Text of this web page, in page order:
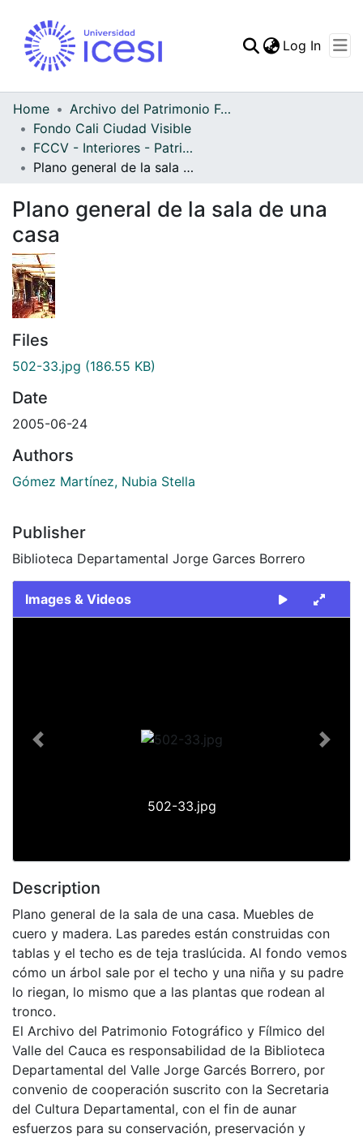
Log In
Home
Archivo del Patrimonio Fotográfico y Fílmico del Valle del Cauca
Fondo Cali Ciudad Visible
FCCV - Interiores - Patrimonial
Plano general de la sala de una casa
Plano general de la sala de una
casa
Files
502-33.jpg (186.55 KB)
Date
2005-06-24
Authors
Gómez Martínez, Nubia Stella
Publisher
Biblioteca Departamental Jorge Garces Borrero
Images & Videos
502-33.jpg
Previous Next
Description
Plano general de la sala de una casa. Muebles de
cuero y madera. Las paredes están construidas con
tablas y el techo es de teja traslúcida. Al fondo vemos
cómo un árbol sale por el techo y una niña y su padre
lo riegan, lo mismo que a las plantas que rodean al
tronco.
El Archivo del Patrimonio Fotográfico y Fílmico del
Valle del Cauca es responsabilidad de la Biblioteca
Departamental del Valle Jorge Garcés Borrero, por
convenio de cooperación suscrito con la Secretaria
del Cultura Departamental, con el fin de aunar
esfuerzos para su conservación, preservación y